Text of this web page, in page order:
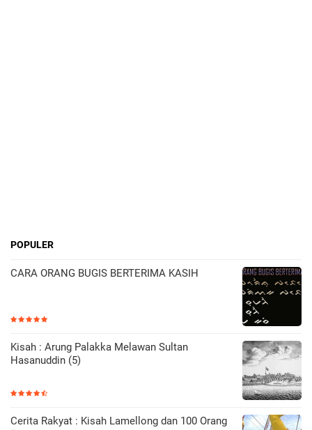
POPULER
CARA ORANG BUGIS BERTERIMA KASIH
Kisah : Arung Palakka Melawan Sultan
Hasanuddin (5)
Cerita Rakyat : Kisah Lamellong dan 100 Orang